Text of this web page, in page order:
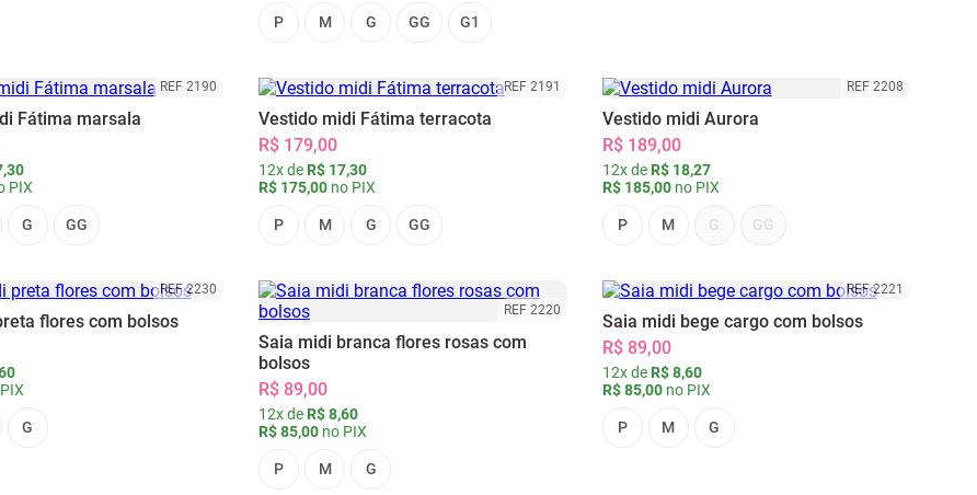
P M G GG G1
REF 2190
Fátima marsala
PIX
G GG
REF 2191
Vestido midi Fátima terracota
R$ 179,00
12x de R$ 17,30
R$ 175,00 no PIX
P M G GG
REF 2208
Vestido midi Aurora
R$ 189,00
12x de R$ 18,27
R$ 185,00no PIX
P M G GG
REF 2230
flores com bolsos
G
REF 2220
Saia midi branca flores rosas com
bolsos
R$ 89,00
12x de R$ 8,60
R$ 85,00 no PIX
P M G
REF 2221
Saia midi bege cargo com bolsos
R$ 89,00
12x de R$ 8,60
R$ 85,00no PIX
P M G